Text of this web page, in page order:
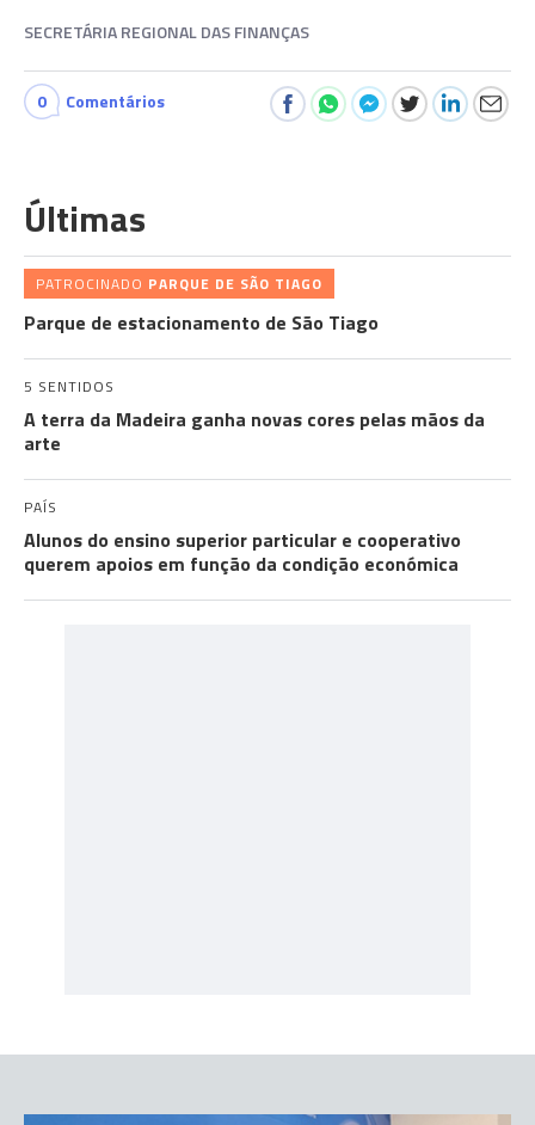
SECRETÁRIA REGIONAL DAS FINANÇAS
0 Comentários
Últimas
PATROCINADO PARQUE DE SÃO TIAGO
Parque de estacionamento de São Tiago
5 SENTIDOS
A terra da Madeira ganha novas cores pelas mãos da
arte
PAÍS
Alunos do ensino superior particular e cooperativo
querem apoios em função da condição económica